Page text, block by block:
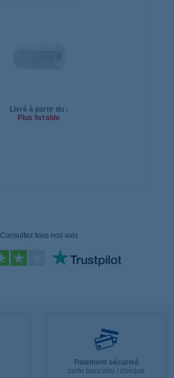
Livré à partir du :
Plus livrable
Consultez tous nos avis
Paiement sécurisé
carte bancaire / chèque